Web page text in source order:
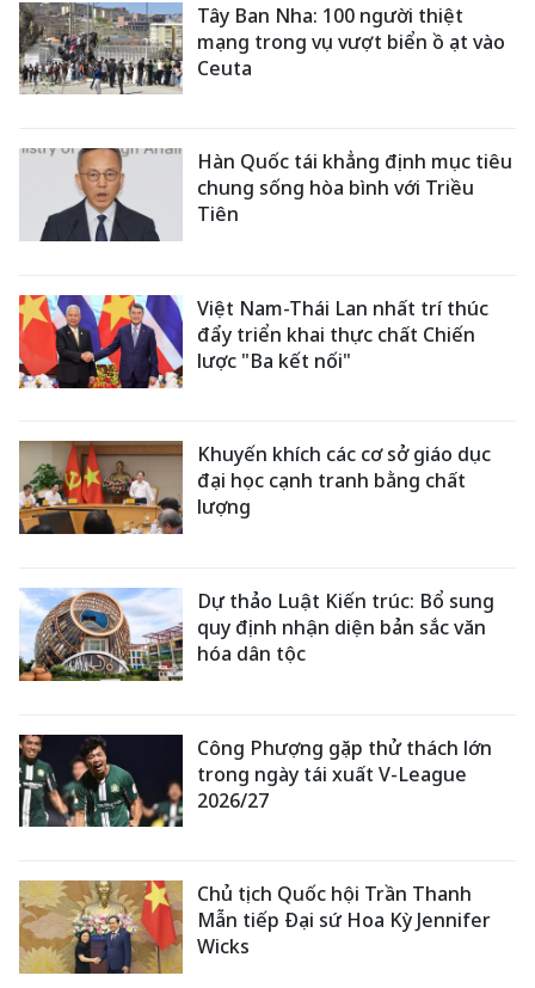
Tây Ban Nha: 100 người thiệt
mạng trong vụ vượt biển ồ ạt vào
Ceuta
Hàn Quốc tái khẳng định mục tiêu
chung sống hòa bình với Triều
Tiên
Việt Nam-Thái Lan nhất trí thúc
đẩy triển khai thực chất Chiến
lược "Ba kết nối"
Khuyến khích các cơ sở giáo dục
đại học cạnh tranh bằng chất
lượng
Dự thảo Luật Kiến trúc: Bổ sung
quy định nhận diện bản sắc văn
hóa dân tộc
Công Phượng gặp thử thách lớn
trong ngày tái xuất V-League
2026/27
Chủ tịch Quốc hội Trần Thanh
Mẫn tiếp Đại sứ Hoa Kỳ Jennifer
Wicks